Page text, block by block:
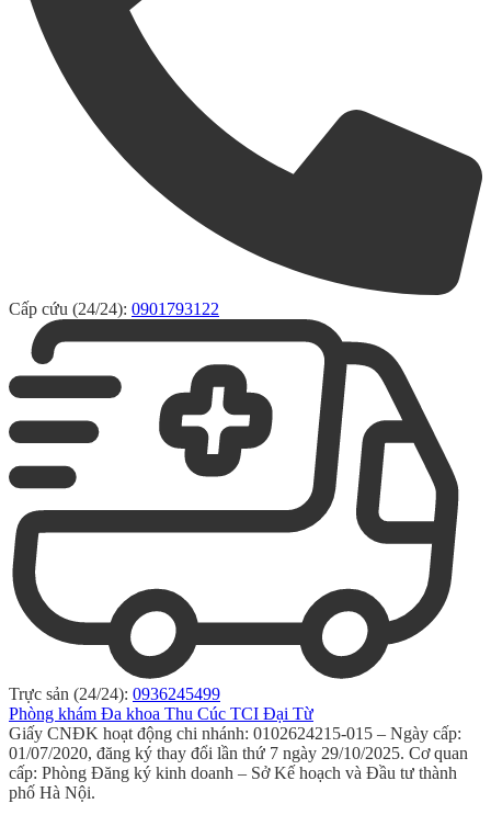
Cấp cứu (24/24): 0901793122
Trực sản (24/24): 0936245499
Phòng khám Đa khoa Thu Cúc TCI Đại Từ
Giấy CNĐK hoạt động chi nhánh: 0102624215-015 – Ngày cấp:
01/07/2020, đăng ký thay đổi lần thứ 7 ngày 29/10/2025. Cơ quan
cấp: Phòng Đăng ký kinh doanh – Sở Kế hoạch và Đầu tư thành
phố Hà Nội.